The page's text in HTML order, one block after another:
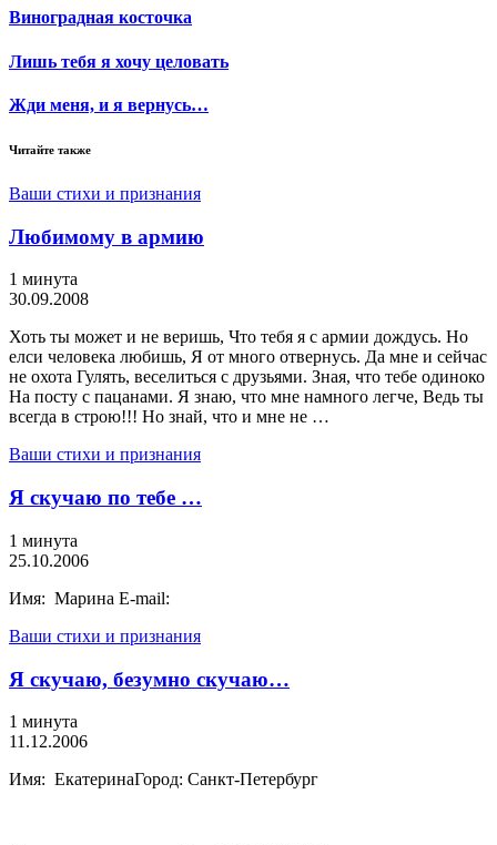
Виноградная косточка
Лишь тебя я хочу целовать
Жди меня, и я вернусь…
Читайте также
Ваши стихи и признания
Любимому в армию
1 минута
30.09.2008
Хоть ты может и не веришь, Что тебя я с армии дождусь. Но
елси человека любишь, Я от много отвернусь. Да мне и сейчас
не охота Гулять, веселиться с друзьями. Зная, что тебе одиноко
На посту с пацанами. Я знаю, что мне намного легче, Ведь ты
всегда в строю!!! Но знай, что и мне не …
Ваши стихи и признания
Я скучаю по тебе …
1 минута
25.10.2006
Имя: Марина E-mail:
Ваши стихи и признания
Я скучаю, безумно скучаю…
1 минута
11.12.2006
Имя: ЕкатеринаГород: Санкт-Петербург